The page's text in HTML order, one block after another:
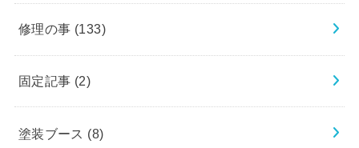
修理の事 (133)
固定記事 (2)
塗装ブース (8)